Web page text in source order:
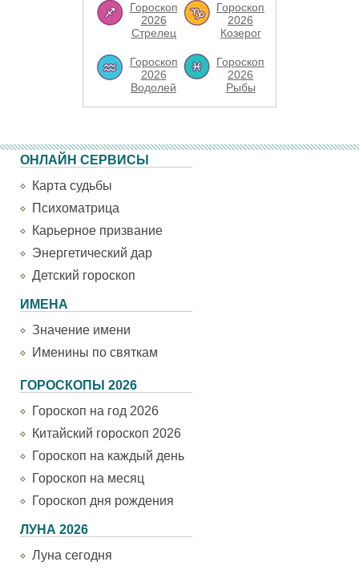
Гороскоп
2026
Стрелец
Гороскоп
2026
Козерог
Гороскоп
2026
Водолей
Гороскоп
2026
Рыбы
ОНЛАЙН СЕРВИСЫ
Карта судьбы
Психоматрица
Карьерное призвание
Энергетический дар
Детский гороскоп
ИМЕНА
Значение имени
Именины по святкам
ГОРОСКОПЫ 2026
Гороскоп на год 2026
Китайский гороскоп 2026
Гороскоп на каждый день
Гороскоп на месяц
Гороскоп дня рождения
ЛУНА 2026
Луна сегодня